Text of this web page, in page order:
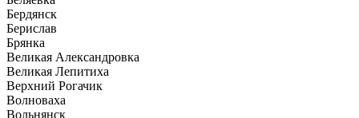
Бердянск
Берислав
Брянка
Великая Александровка
Великая Лепитиха
Верхний Рогачик
Волноваха
Вольнянск